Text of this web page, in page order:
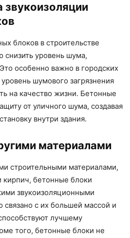
блоков в строительстве
снизить уровень шума,
особенно важно в городских
шумового загрязнения
на качество жизни. Бетонные
от уличного шума, создавая
внутри здания.
материалами
строительными материалами,
кирпич, бетонные блоки
звукоизоляционными
связано с их большей массой и
лучшему
того, бетонные блоки не